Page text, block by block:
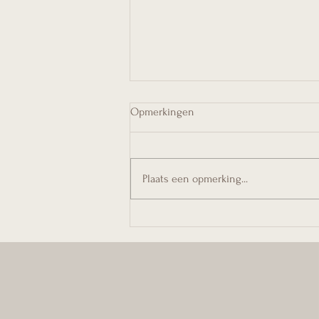
Opmerkingen
Plaats een opmerking...